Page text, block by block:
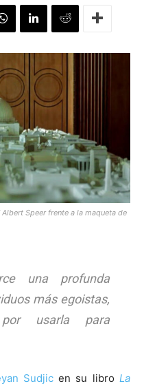
Speer frente a la maqueta de
una profunda
más egoistas,
usarla para
Sudjicen su libro La